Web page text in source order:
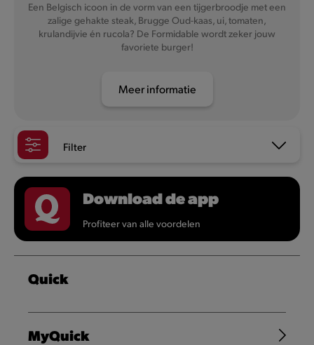
Een Belgisch icoon in de vorm van een tijgerbroodje met een
zalige gehakte steak, Brugge Oud-kaas, ui, tomaten,
krulandijvie én rucola? De Formidable wordt zeker jouw
favoriete burger!
Meer informatie
Filter
Download de app
Profiteer van alle voordelen
Quick
MyQuick